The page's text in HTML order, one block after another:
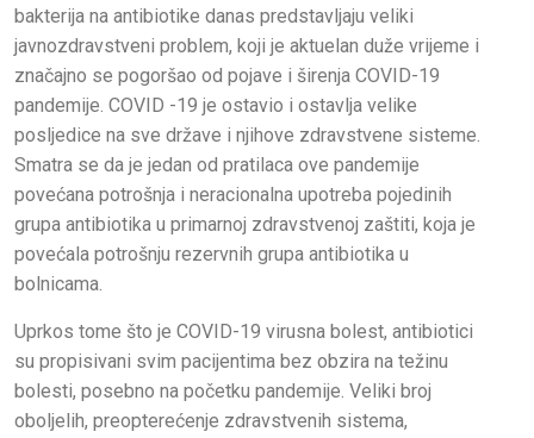
bakterija na antibiotike danas predstavljaju veliki
javnozdravstveni problem, koji je aktuelan duže vrijeme i
značajno se pogoršao od pojave i širenja COVID-19
pandemije. COVID -19 je ostavio i ostavlja velike
posljedice na sve države i njihove zdravstvene sisteme.
Smatra se da je jedan od pratilaca ove pandemije
povećana potrošnja i neracionalna upotreba pojedinih
grupa antibiotika u primarnoj zdravstvenoj zaštiti, koja je
povećala potrošnju rezervnih grupa antibiotika u
bolnicama.
Uprkos tome što je COVID-19 virusna bolest, antibiotici
su propisivani svim pacijentima bez obzira na težinu
bolesti, posebno na početku pandemije. Veliki broj
oboljelih, preopterećenje zdravstvenih sistema,